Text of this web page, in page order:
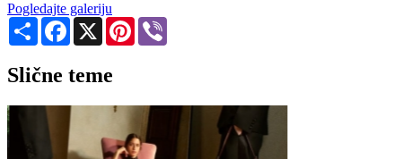
Pogledajte galeriju
Share Facebook
X Pinterest
Slične teme